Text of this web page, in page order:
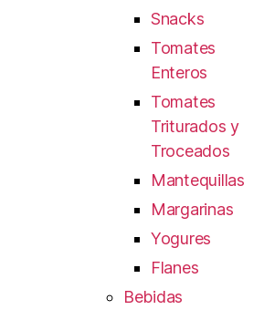
Snacks
Tomates
Enteros
Tomates
Triturados y
Troceados
Mantequillas
Margarinas
Yogures
Flanes
Bebidas